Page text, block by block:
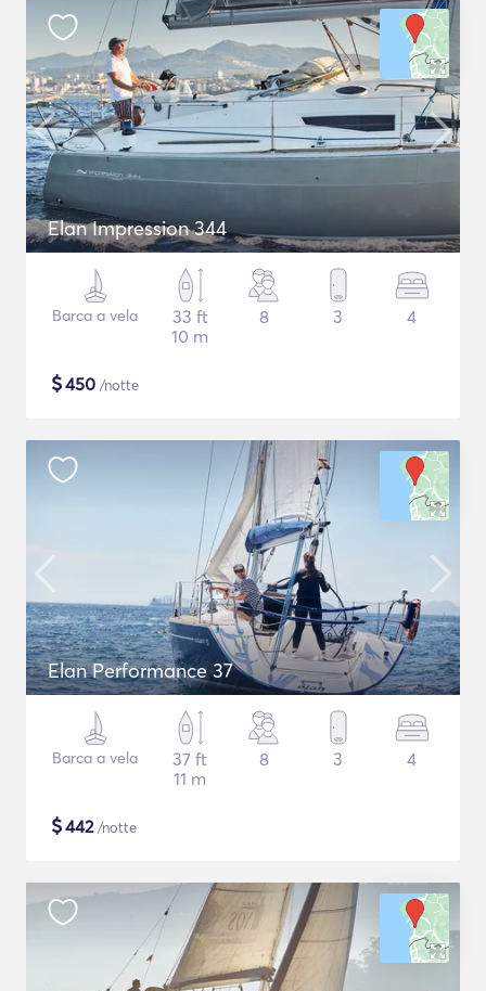
Elan Impression 344
Barca a vela
33 ft
10 m
8 3 4
$450 /notte
Elan Performance 37
Barca a vela
37 ft
11 m
8 3 4
$442/notte